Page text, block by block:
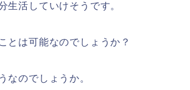
生活していけそうです。
とは可能なのでしょうか？
なのでしょうか。